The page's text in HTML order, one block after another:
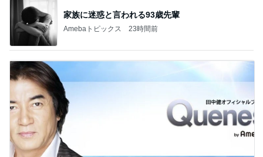
家族に迷惑と言われる93歳先輩
Amebaトピックス 23時間前